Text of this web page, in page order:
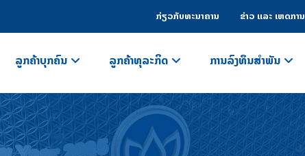
ກ່ຽວກັບທະນາຄານ ຂ່າວ ແລະ ເຫດການ
ລູກຄ້າບຸກຄົນ ລູກຄ້າທຸລະກິດ ການລົງທຶນສຳພັນ